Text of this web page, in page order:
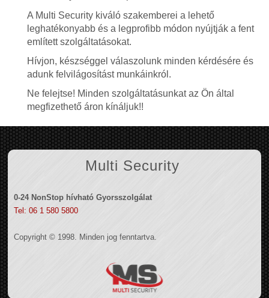
A Multi Security kiváló szakemberei a lehető
leghatékonyabb és a legprofibb módon nyújtják a fent
említett szolgáltatásokat.
Hívjon, készséggel válaszolunk minden kérdésére és
adunk felvilágosítást munkáinkról.
Ne felejtse! Minden szolgáltatásunkat az Ön által
megfizethető áron kínáljuk!!
Multi Security
0-24 NonStop hívható Gyorsszolgálat
Tel: 06 1 580 5800
Copyright © 1998. Minden jog fenntartva.